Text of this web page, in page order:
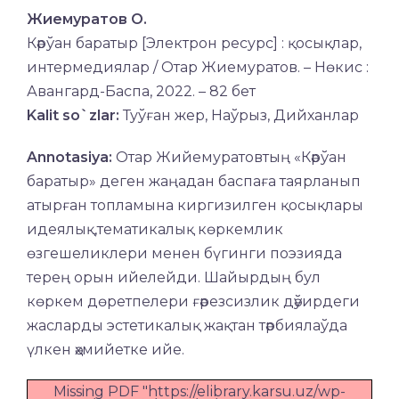
Жиемуратов О.
Кәрўан баратыр [Электрон ресурс] : қосықлар,
интермедиялар / Отар Жиемуратов. – Нөкис :
Авангард-Баспа, 2022. – 82 бет
Kalit so`zlar: Туўған жер, Наўрыз, Дийханлар
Annotasiya: Отар Жийемуратовтың «Кәрўан
баратыр» деген жаңадан баспаға таярланып
атырған топламына киргизилген қосықлары
идеялық,тематикалық көркемлик
өзгешеликлери менен бүгинги поэзияда
терең орын ийелейди. Шайырдың бул
көркем дөретпелери ғәрезсизлик дәўирдеги
жасларды эстетикалық жақтан тәрбиялаўда
үлкен әҳмийетке ийе.
Missing PDF "https://elibrary.karsu.uz/wp-